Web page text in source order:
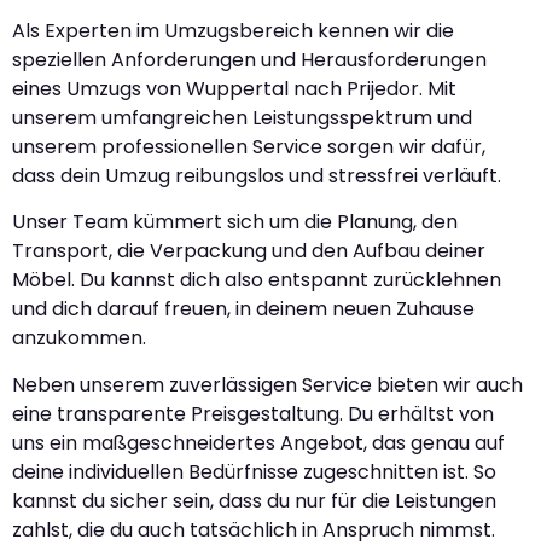
Als Experten im Umzugsbereich kennen wir die
speziellen Anforderungen und Herausforderungen
eines Umzugs von Wuppertal nach Prijedor. Mit
unserem umfangreichen Leistungsspektrum und
unserem professionellen Service sorgen wir dafür,
dass dein Umzug reibungslos und stressfrei verläuft.
Unser Team kümmert sich um die Planung, den
Transport, die Verpackung und den Aufbau deiner
Möbel. Du kannst dich also entspannt zurücklehnen
und dich darauf freuen, in deinem neuen Zuhause
anzukommen.
Neben unserem zuverlässigen Service bieten wir auch
eine transparente Preisgestaltung. Du erhältst von
uns ein maßgeschneidertes Angebot, das genau auf
deine individuellen Bedürfnisse zugeschnitten ist. So
kannst du sicher sein, dass du nur für die Leistungen
zahlst, die du auch tatsächlich in Anspruch nimmst.